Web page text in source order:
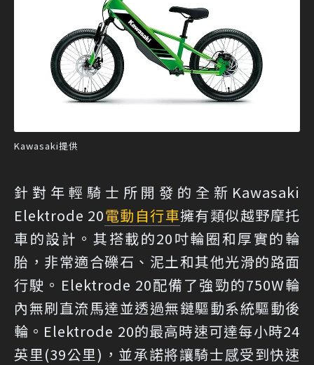
Kawasaki提供
針對年輕騎士所開發的全新Kawasaki
Elektrode 20電動自行車擁有類似越野摩托
車的設計。其搭載的20吋輪圈和厚實的輪
胎，非常適合礫石、泥土和其他光滑的路面
行駛。Elektrode 20配備了強勁的750W輪
內無刷直流馬達並透過無鏈驅動系統驅動後
輪。Elektrode 20的最高時速可達每小時24
英里(39公里)，並承諾將讓騎士感受到快速